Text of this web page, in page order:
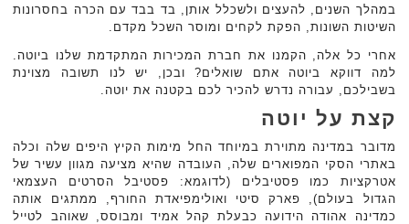
במהלך השנים, להעצים ולשכלל אותן, בד בבד עם הכרה בחסרונות
השיטות השונות, הפקת לקחים ומוסר השכל מקדם.
אחרי כל אלה, הקמנו את חברת המכירות המתקדמת שלנו ביוטה.
למה דווקא ביוטה אתם שואלים? ובכן, יש לנו תשובה מצוינת
בשבילכם, עבורה נדרש להכיר לכם בקטנה את יוטה.
קצת על יוטה
מדובר במדינה מתוירת במיוחד החל מימות הקיץ היפים שלה וכלה
באתרי הסקי המפוארים שלה, העובדה שהיא מציעה מגוון עשיר של
אטרקציות כמו פסטיבלים (לדוגמא: פסטיבל הסרטים העצמאי
הגדול בעולם), פארק סיטי ואולימפיאדת החורף, ממתגים אותה
כמדינה אהודה הידועה כבעלת קהל אמיד ומבוסס, שאוהב לטייל